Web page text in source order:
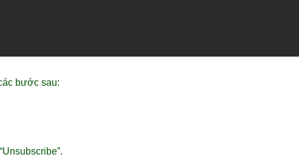
bước sau: